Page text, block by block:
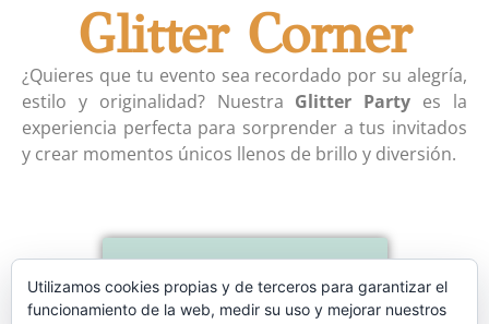
Glitter Corner
¿Quieres que tu evento sea recordado por su alegría,
estilo y originalidad? Nuestra Glitter Party es la
experiencia perfecta para sorprender a tus invitados
y crear momentos únicos llenos de brillo y diversión.
Contactar
Utilizamos cookies propias y de terceros para garantizar el
funcionamiento de la web, medir su uso y mejorar nuestros